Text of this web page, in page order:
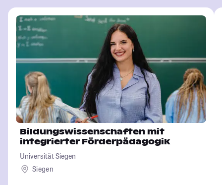
Bildungswissenschaften mit
integrierter Förderpädagogik
Universität Siegen
Siegen